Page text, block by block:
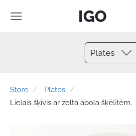
IGO
Plates
Store
Plates
Lielais šķīvis ar zelta ābola šķēlītēm.